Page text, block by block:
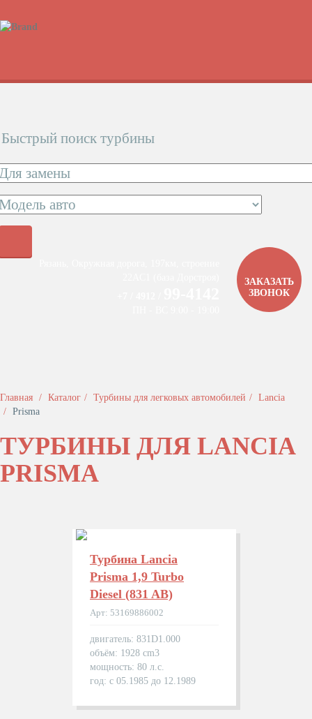
Быстрый поиск турбины
ЗАКАЗАТЬ
ЗВОНОК
Главная Каталог Турбины для легковых автомобилей
Lancia
Prisma
ТУРБИНЫ ДЛЯ LANCIA
PRISMA
Турбина Lancia
Prisma 1,9 Turbo
Diesel (831 AB)
Арт: 53169886002
двигатель: 831D1.000
объём: 1928 cm3
мощность: 80 л.с.
год: с 05.1985 до 12.1989